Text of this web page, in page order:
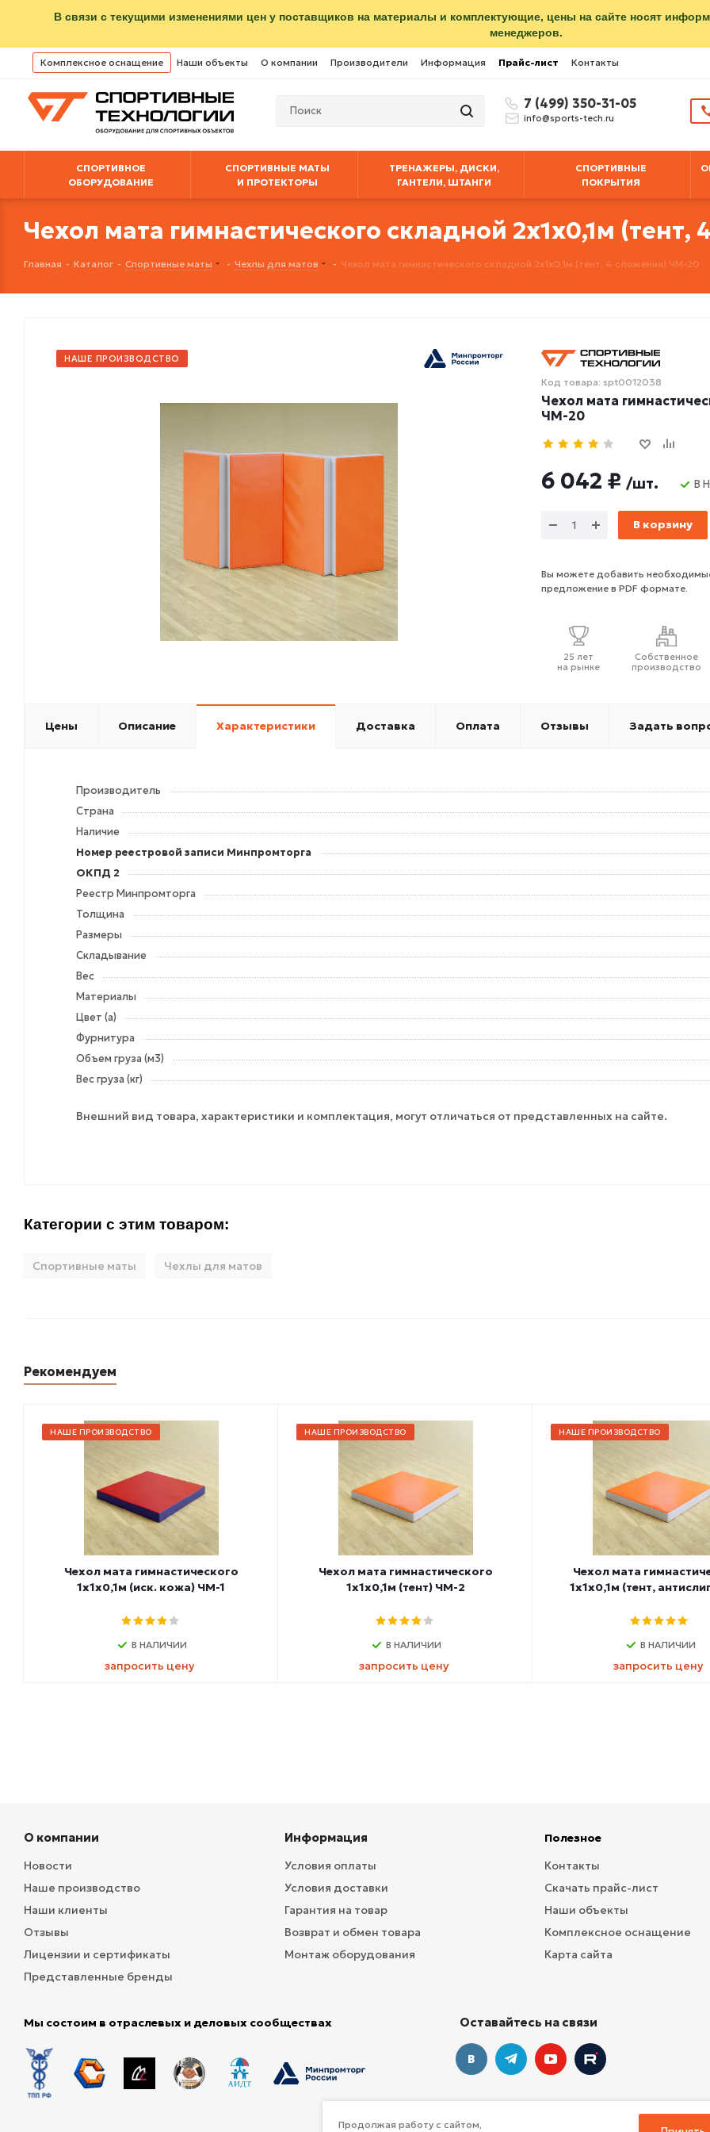
В связи с текущими изменениями цен у поставщиков на материалы и комплектующие, цены на сайте носят
менеджеров.
Комплексное оснащение Наши объекты О компании Производители Информация Прайс-лист Контакты
7 (499) 350-31-05
info@sports-tech.ru
СПОРТИВНОЕ
ОБОРУДОВАНИЕ
СПОРТИВНЫЕ МАТЫ
И ПРОТЕКТОРЫ
ТРЕНАЖЕРЫ, ДИСКИ,
ГАНТЕЛИ, ШТАНГИ
СПОРТИВНЫЕ
ПОКРЫТИЯ
Чехол мата гимнастического складной 2х1х0,1м
Главная - Каталог - Спортивные маты - Чехлы для матов - Чехол мата гимнастического складной 2х1х0,1м (тент, 4 сложения) ЧМ-20
НАШЕ ПРОИЗВОДСТВО
Код товара: spt0012038
Чехол мата
ЧМ-20
6 042 ₽ /шт. В
В корзину
Вы можете добавить
предложение в PDF формате.
25 лет
на рынке
Собственное
производство
Цены Описание Характеристики Доставка Оплата Отзывы Задать
Производитель
Страна
Наличие
Номер реестровой записи Минпромторга
ОКПД 2
Реестр Минпромторга
Толщина
Размеры
Складывание
Вес
Материалы
Цвет (а)
Фурнитура
Объем груза (м3)
Вес груза (кг)
Внешний вид товара, характеристики и комплектация, могут отличаться от представленных на сайте.
Категории с этим товаром:
Спортивные маты Чехлы для матов
Рекомендуем
НАШЕ ПРОИЗВОДСТВО
Чехол мата гимнастического
1х1х0,1м (иск. кожа) ЧМ-1
В НАЛИЧИИ
запросить цену
НАШЕ ПРОИЗВОДСТВО
Чехол мата гимнастического
1х1х0,1м (тент) ЧМ-2
В НАЛИЧИИ
запросить цену
НАШЕ ПРОИЗВОДСТВО
Чехол мата
1х1х0,1м (тент,
В НАЛИЧИИ
запросить цену
О компании
Новости
Наше производство
Наши клиенты
Отзывы
Лицензии и сертификаты
Представленные бренды
Информация
Условия оплаты
Условия доставки
Гарантия на товар
Возврат и обмен товара
Монтаж оборудования
Полезное
Контакты
Скачать прайс-лист
Наши объекты
Комплексное оснащение
Карта сайта
Мы состоим в отраслевых и деловых сообществах Оставайтесь на связи
Продолжая работу с сайтом,